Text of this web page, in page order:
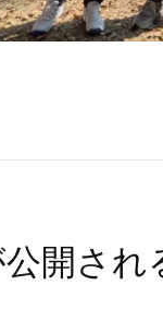
開さ